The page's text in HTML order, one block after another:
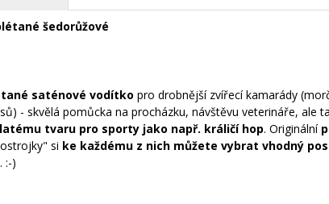
šedorůžové
saténové vodítko pro drobnější zvířecí kamarády
- skvělá pomůcka na procházku, návštěvu veterináře, ale
tvaru pro sporty jako např. králičí hop. Originální
si ke každému z nich můžete vybrat vhodný
. :-)